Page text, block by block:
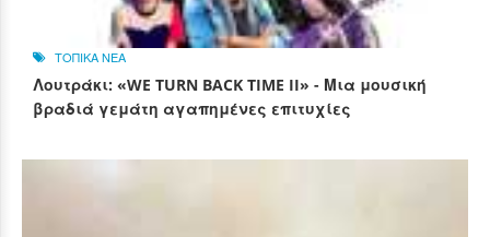
ΤΟΠΙΚΑ ΝΕΑ
Λουτράκι: «WE TURN BACK TIME II» - Μια μουσική
βραδιά γεμάτη αγαπημένες επιτυχίες